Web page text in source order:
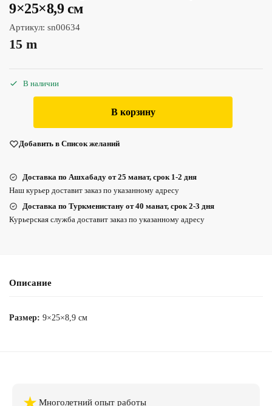
9×25×8,9 см
Артикул: sn00634
15 m
В наличии
В корзину
Добавить в Список желаний
Доставка по Ашхабаду от 25 манат, срок 1-2 дня
Наш курьер доставит заказ по указанному адресу
Доставка по Туркменистану от 40 манат, срок 2-3 дня
Курьерская служба доставит заказ по указанному адресу
Описание
Размер: 9×25×8,9 см
Многолетний опыт работы